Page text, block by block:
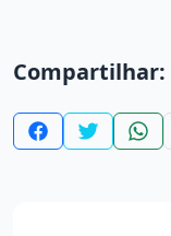
Compartilhar: